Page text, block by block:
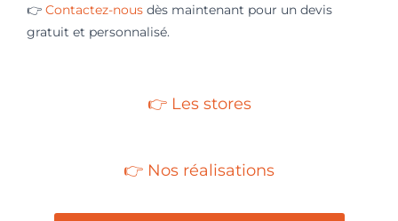
👉 Contactez-nous dès maintenant pour un devis
gratuit et personnalisé.
👉 Les stores
👉 Nos réalisations